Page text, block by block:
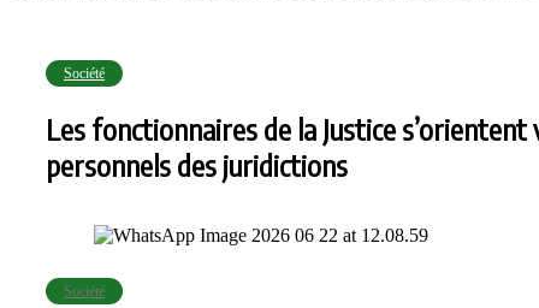
Société
Les fonctionnaires de la Justice
personnels des juridictions
Société